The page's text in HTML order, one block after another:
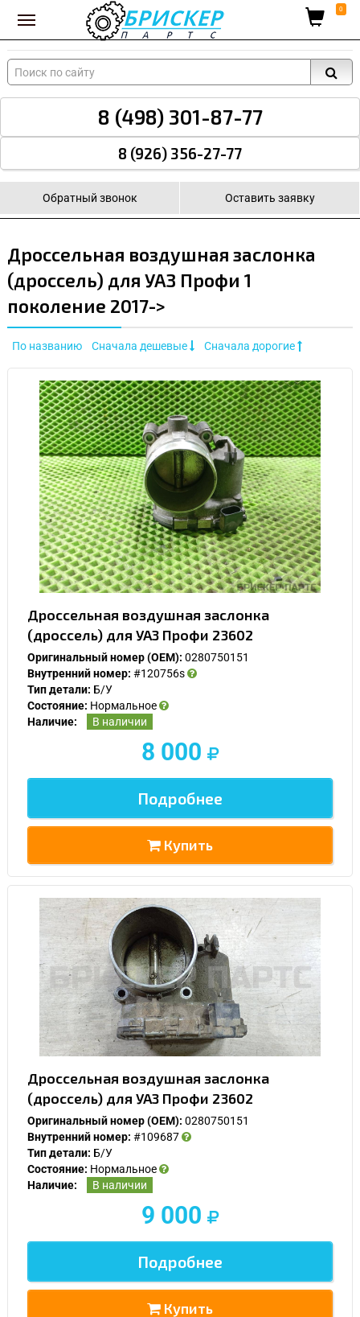
Вход для поставщиков 0
8 (498) 301-87-77
8 (926) 356-27-77
Обратный звонок Оставить заявку
Дроссельная воздушная заслонка
(дроссель) для УАЗ Профи 1
поколение 2017->
По названию Сначала дешевые Сначала дорогие
Дроссельная воздушная заслонка
(дроссель) для УАЗ Профи 23602
Оригинальный номер (OEM): 0280750151
Внутренний номер: #120756s
Тип детали: Б/У
Состояние: Нормальное
Наличие:
В наличии
8 000
Подробнее
Купить
Дроссельная воздушная заслонка
(дроссель) для УАЗ Профи 23602
Оригинальный номер (OEM): 0280750151
Внутренний номер: #109687
Тип детали: Б/У
Состояние: Нормальное
Наличие:
В наличии
9 000
Подробнее
Купить